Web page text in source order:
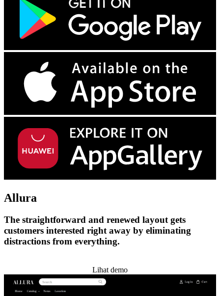
Allura
The straightforward and renewed layout gets
customers interested right away by eliminating
distractions from everything.
Lihat demo